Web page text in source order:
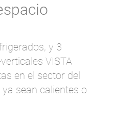
y 3
VISTA
en el sector del
sean calientes o